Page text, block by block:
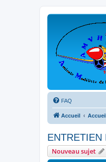
FAQ
Accueil
Nouveau sujet